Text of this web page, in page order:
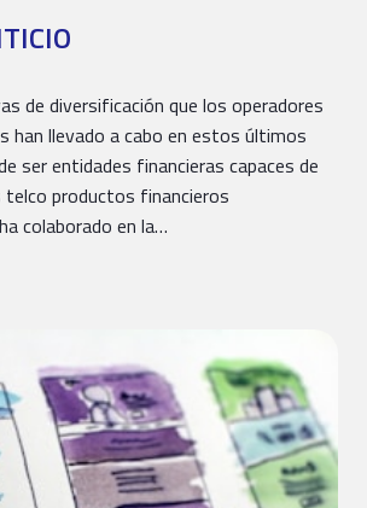
de diversificación que los operadores
han llevado a cabo en estos últimos
ser entidades financieras capaces de
productos financieros
colaborado en la…